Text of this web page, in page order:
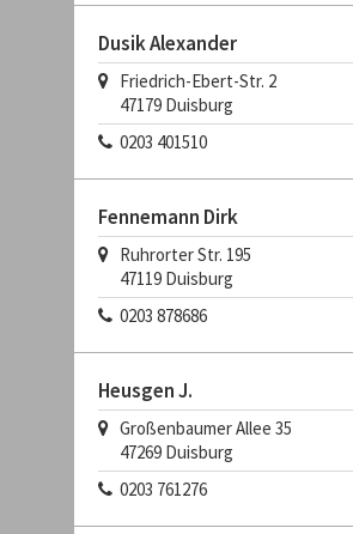
Dusik Alexander
Friedrich-Ebert-Str. 2
47179 Duisburg
0203 401510
Fennemann Dirk
Ruhrorter Str. 195
47119 Duisburg
0203 878686
Heusgen J.
Großenbaumer Allee 35
47269 Duisburg
0203 761276